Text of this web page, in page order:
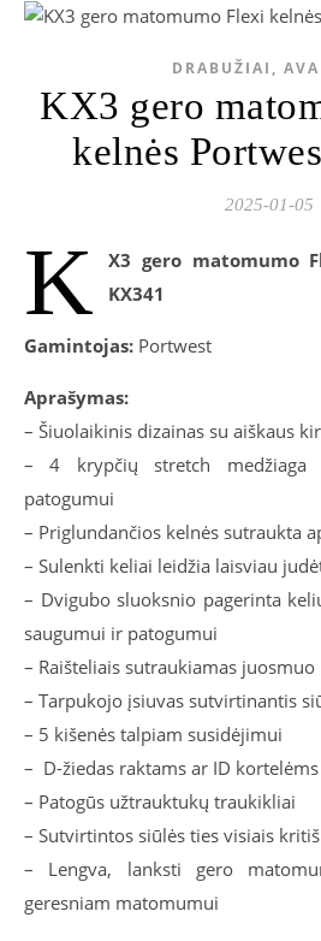
DRABUŽIAI,
KX3 gero
kelnės
2025-01-05
K
X3 gero matomumo
KX341
Gamintojas: Portwest
Aprašymas:
– Šiuolaikinis dizainas su aiškaus
– 4 krypčių stretch medžiaga
patogumui
– Priglundančios kelnės sutraukta
– Sulenkti keliai leidžia laisviau
– Dvigubo sluoksnio pagerinta
saugumui ir patogumui
– Raišteliais sutraukiamas juosmuo
– Tarpukojo įsiuvas sutvirtinantis
– 5 kišenės talpiam susidėjimui
– D-žiedas raktams ar ID kortelėms
– Patogūs užtrauktukų traukikliai
– Sutvirtintos siūlės ties visiais
– Lengva, lanksti gero
geresniam matomumui